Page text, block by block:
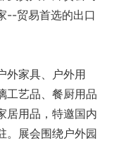
--贸易首选的出口
外家具、户外用
工艺品、餐厨用品
居用品，特邀国内
。展会围绕户外园